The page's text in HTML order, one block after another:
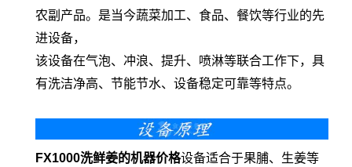
农副产品。是当今蔬菜加工、食品、餐饮等行业的先
进设备，
该设备在气泡、冲浪、提升、喷淋等联合工作下，具
有洗洁净高、节能节水、设备稳定可靠等特点。
FX1000洗鲜姜的机器价格设备适合于果脯、生姜等